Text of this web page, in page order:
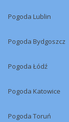
Pogoda Lublin
Pogoda Bydgoszcz
Pogoda Łódź
Pogoda Katowice
Pogoda Toruń